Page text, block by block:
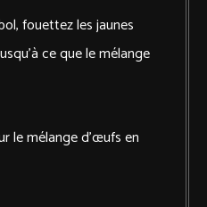
fouettez les jaunes
ce que le mélange
le mélange d'œufs en